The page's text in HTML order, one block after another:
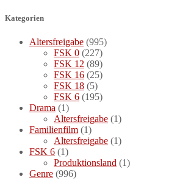
Kategorien
Altersfreigabe (995)
FSK 0 (227)
FSK 12 (89)
FSK 16 (25)
FSK 18 (5)
FSK 6 (195)
Drama (1)
Altersfreigabe (1)
Familienfilm (1)
Altersfreigabe (1)
FSK 6 (1)
Produktionsland (1)
Genre (996)